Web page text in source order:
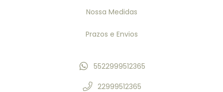
Nossa Medidas
Prazos e Envios
5522999512365
22999512365